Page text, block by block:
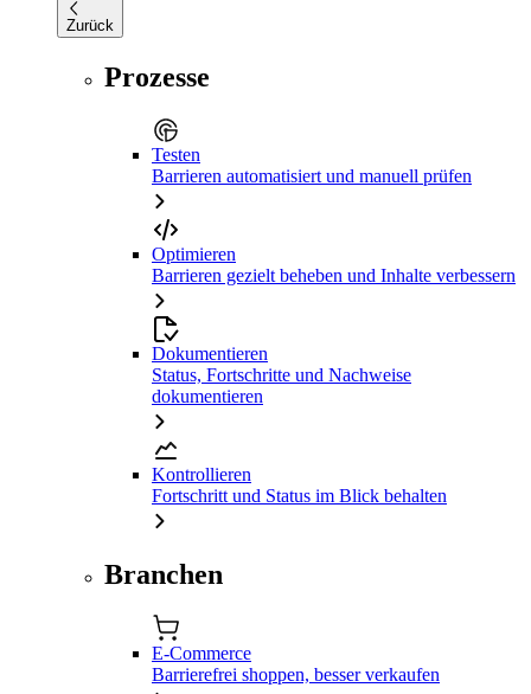
Zurück
Prozesse
Testen
Barrieren automatisiert und manuell prüfen
Optimieren
Barrieren gezielt beheben und Inhalte verbessern
Dokumentieren
Status, Fortschritte und Nachweise
dokumentieren
Kontrollieren
Fortschritt und Status im Blick behalten
Branchen
E-Commerce
Barrierefrei shoppen, besser verkaufen